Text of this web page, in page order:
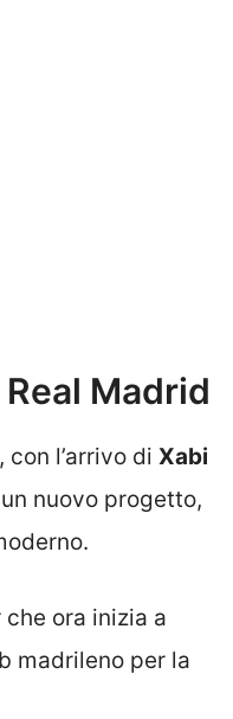
Madrid
l’arrivo di Xabi
nuovo progetto,
che ora inizia a
madrileno per la